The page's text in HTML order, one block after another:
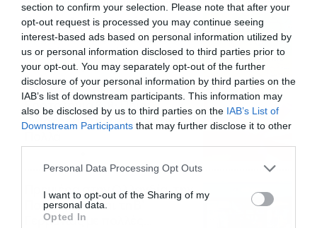
section to confirm your selection. Please note that after your
opt-out request is processed you may continue seeing
interest-based ads based on personal information utilized by
us or personal information disclosed to third parties prior to
your opt-out. You may separately opt-out of the further
disclosure of your personal information by third parties on the
IAB’s list of downstream participants. This information may
also be disclosed by us to third parties on the IAB’s List of
Downstream Participants that may further disclose it to other
Please note that this website/app uses one or more Google
not limited to your visit or usage behaviour. You may click to
grant or deny consent to Google and its third-party tags to
use your data for below specified purposes in below Google
Personal Data Processing Opt Outs
I want to opt-out of the Sharing of my
personal data.
Opted In
Καιρός Δεκαπενταύγουστο:
Η προοπτική εξέλιξης από
τον Σάκη Αρναούτογλου (vid)
08/08/2026 08:51
Εορτολόγιο 8-8: Ποιοι
γιορτάζουν σήμερα; Χρόνια
Πρεμιέρα στην Ολλανδία, την
Πορτογαλία και τη Β’
Γερμανίας με πολλές